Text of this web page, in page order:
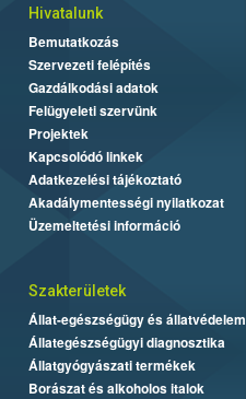
Hivatalunk
Bemutatkozás
Szervezeti felépítés
Gazdálkodási adatok
Felügyeleti szervünk
Projektek
Kapcsolódó linkek
Adatkezelési tájékoztató
Akadálymentességi nyilatkozat
Üzemeltetési információ
Szakterületek
Állat-egészségügy és állatvédelem
Állategészségügyi diagnosztika
Állatgyógyászati termékek
Borászat és alkoholos italok